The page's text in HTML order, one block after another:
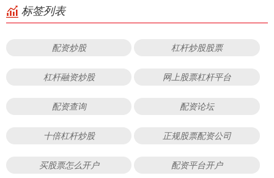
标签列表
配资炒股 杠杆炒股股票
杠杆融资炒股 网上股票杠杆平台
配资查询 配资论坛
十倍杠杆炒股 正规股票配资公司
买股票怎么开户 配资平台开户